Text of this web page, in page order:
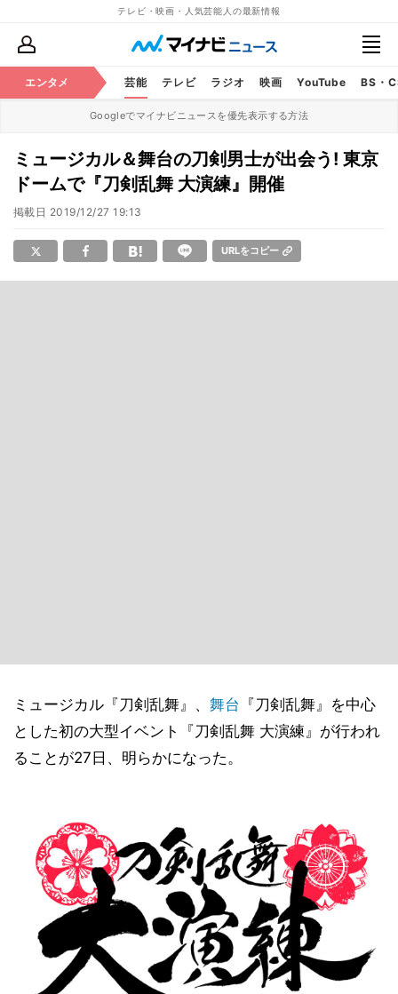
テレビ・映画・人気芸能人の最新情報
エンタメ 芸能 テレビ ラジオ 映画 YouTube BS・
Googleでマイナビニュースを優先表示する方法
ミュージカル＆舞台の刀剣男士が出会う! 東京
ドームで『刀剣乱舞 大演練』開催
掲載日 2019/12/27 19:13
URLをコピー
ミュージカル『刀剣乱舞』、 舞台 『刀剣乱舞』を中心
とした初の大型イベント『刀剣乱舞 大演練』が行われ
ることが27日、明らかになった。